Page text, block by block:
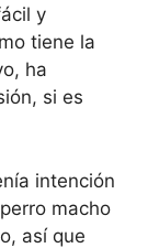
y
tiene la
ha
si es
intención
macho
así que